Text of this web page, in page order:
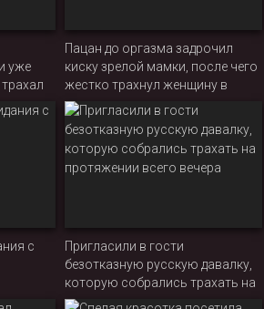
уже
Пацан до оргазма задрочил
киску зрелой мамки, после чего
жестко трахнул женщину в
тугой анал
с
Пригласили в гости
безотказную русскую давалку,
которую собрались трахать на
протяжении всего вечера